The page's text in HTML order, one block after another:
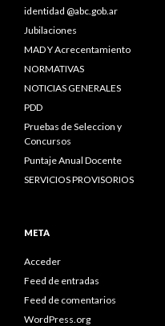
identidad @abc.gob.ar
Jubilaciones
MAD Y Acrecentamiento
NORMATIVAS
NOTICIAS GENERALES
PDD
Pruebas de Seleccion y
Concursos
Puntaje Anual Docente
SERVICIOS PROVISORIOS
META
Acceder
Feed de entradas
Feed de comentarios
WordPress.org